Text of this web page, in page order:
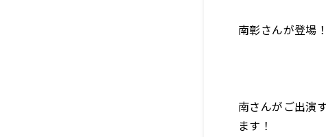
南彰さんが登場！
南さんがご出演
ます！